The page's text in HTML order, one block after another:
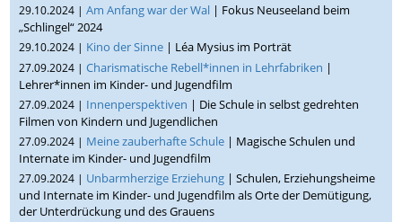
29.10.2024 |Am Anfang war der Wal | Fokus Neuseeland beim
„Schlingel“ 2024
29.10.2024 | Kino der Sinne | Léa Mysius im Porträt
27.09.2024 |Charismatische Rebell*innen in Lehrfabriken |
Lehrer*innen im Kinder- und Jugendfilm
27.09.2024 | Innenperspektiven | Die Schule in selbst gedrehten
Filmen von Kindern und Jugendlichen
27.09.2024 | Meine zauberhafte Schule | Magische Schulen und
Internate im Kinder- und Jugendfilm
27.09.2024 | Unbarmherzige Erziehung | Schulen, Erziehungsheime
und Internate im Kinder- und Jugendfilm als Orte der Demütigung,
der Unterdrückung und des Grauens